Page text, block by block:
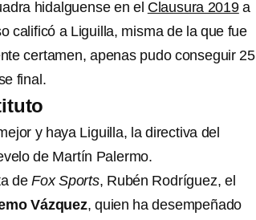
hidalguense en el Clausura 2019a
calificó a Liguilla, misma de la que fue
certamen, apenas pudo conseguir 25
final.
y haya Liguilla, la directiva del
de Martín Palermo.
deFox Sports, Rubén Rodríguez, el
Vázquez, quien ha desempeñado